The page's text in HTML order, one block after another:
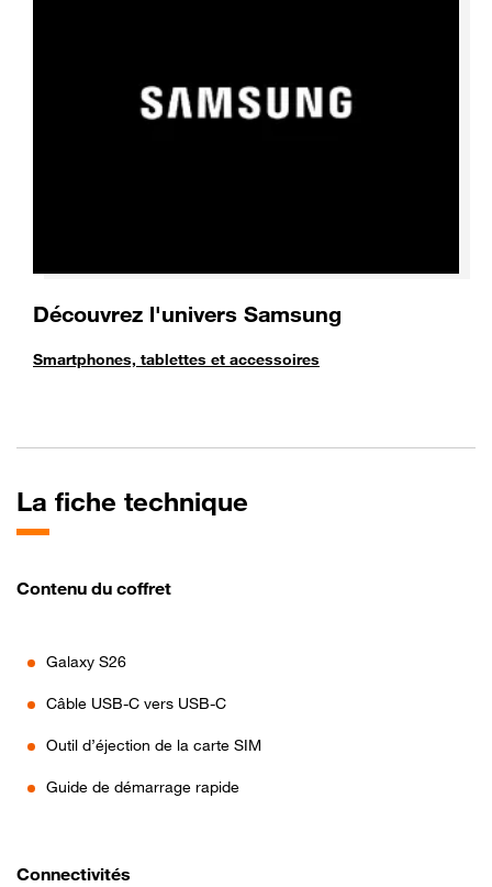
Découvrez l'univers Samsung
Smartphones, tablettes et accessoires
La fiche technique
Contenu du coffret
Galaxy S26
Câble USB-C vers USB-C
Outil d’éjection de la carte SIM
Guide de démarrage rapide
Connectivités